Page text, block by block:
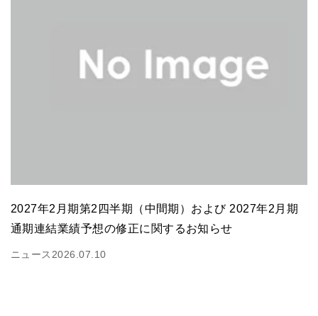
2027年2月期第2四半期（中間期）および 2027年2月期
通期連結業績予想の修正に関するお知らせ
ニュース 2026.07.10